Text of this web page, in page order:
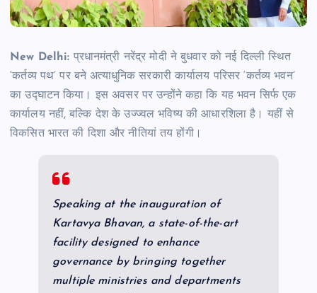
New Delhi: प्रधानमंत्री नरेंद्र मोदी ने बुधवार को नई दिल्ली स्थित
‘कर्तव्य पथ’ पर बने अत्याधुनिक सरकारी कार्यालय परिसर ‘कर्तव्य भवन’
का उद्घाटन किया। इस अवसर पर उन्होंने कहा कि यह भवन सिर्फ एक
कार्यालय नहीं, बल्कि देश के उज्ज्वल भविष्य की आधारशिला है। यहीं से
विकसित भारत की दिशा और नीतियां तय होंगी।
Speaking at the inauguration of
Kartavya Bhavan, a state-of-the-art
facility designed to enhance
governance by bringing together
multiple ministries and departments